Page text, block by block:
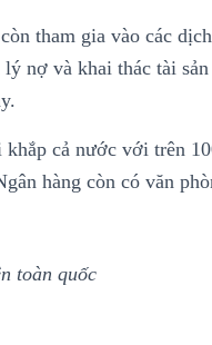
tham gia vào các
nợ và khai thác tài
cả nước với trên
hàng còn có văn
toàn quốc